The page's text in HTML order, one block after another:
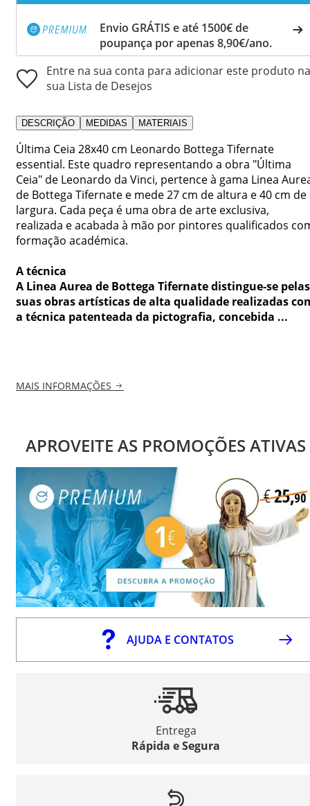
Envio GRÁTIS e até 1500€ de
poupança por apenas 8,90€/ano.
Entre na sua conta para adicionar este produto na
sua Lista de Desejos
DESCRIÇÃO MEDIDAS MATERIAIS
Última Ceia 28x40 cm Leonardo Bottega Tifernate
essential. Este quadro representando a obra "Última
Ceia" de Leonardo da Vinci, pertence à gama Linea
de Bottega Tifernate e mede 27 cm de altura e 40 cm de
largura. Cada peça é uma obra de arte exclusiva,
realizada e acabada à mão por pintores qualificados
formação académica.
A técnica
A Linea Aurea de Bottega Tifernate distingue-se pelas
suas obras artísticas de alta qualidade realizadas
a técnica patenteada da pictografia, concebida ...
MAIS INFORMAÇÕES
APROVEITE AS PROMOÇÕES ATIVAS
AJUDA E CONTATOS
Entrega
Rápida e Segura